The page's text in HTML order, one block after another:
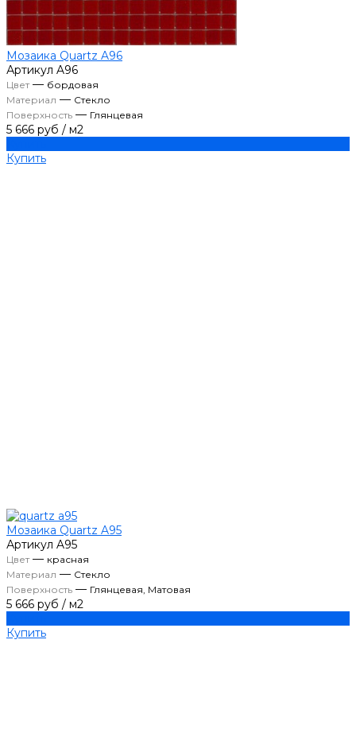
Мозаика Quartz A96
Артикул A96
Цвет— бордовая
Материал — Стекло
Поверхность — Глянцевая
5 666 руб / м2
Купить
Мозаика Quartz A95
Артикул A95
Цвет— красная
Материал — Стекло
Поверхность — Глянцевая, Матовая
5 666 руб / м2
Купить